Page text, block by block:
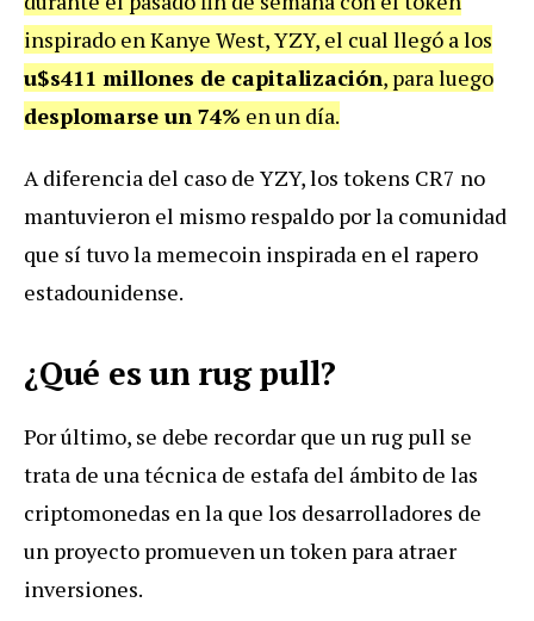
inspirado en Kanye West, YZY, el cual llegó a los
u$s411 millones de capitalización, para luego
desplomarse un 74% en un día.
A diferencia del caso de YZY, los tokens CR7 no
mantuvieron el mismo respaldo por la comunidad
que sí tuvo la memecoin inspirada en el rapero
estadounidense.
¿Qué es un rug pull?
Por último, se debe recordar que un rug pull se
trata de una técnica de estafa del ámbito de las
criptomonedas en la que los desarrolladores de
un proyecto promueven un token para atraer
inversiones.